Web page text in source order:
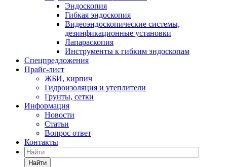
Эндоскопия
Гибкая эндоскопия
Видеоэндоскопические системы,
дезинфикационные установки
Лапараскопия
Инструменты к гибким эндоскопам
Спецпредложения
Прайс-лист
ЖБИ, кирпич
Гидроизоляция и утеплители
Грунты, сетки
Информация
Новости
Статьи
Вопрос ответ
Контакты
Найти